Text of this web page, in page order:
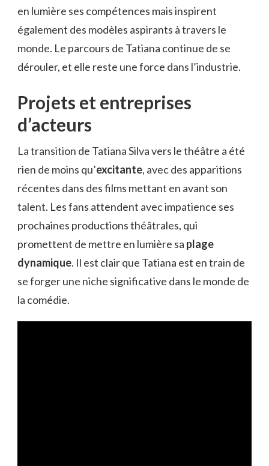
en lumière ses compétences mais inspirent
également des modèles aspirants à travers le
monde. Le parcours de Tatiana continue de se
dérouler, et elle reste une force dans l’industrie.
Projets et entreprises
d’acteurs
La transition de Tatiana Silva vers le théâtre a été
rien de moins qu’excitante, avec des apparitions
récentes dans des films mettant en avant son
talent. Les fans attendent avec impatience ses
prochaines productions théâtrales, qui
promettent de mettre en lumière sa plage
dynamique. Il est clair que Tatiana est en train de
se forger une niche significative dans le monde de
la comédie.